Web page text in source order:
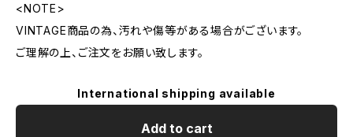
<NOTE>
VINTAGE商品の為、汚れや傷等がある場合がございます。
ご理解の上、ご注文をお願い致します。
International shipping available
Add to cart